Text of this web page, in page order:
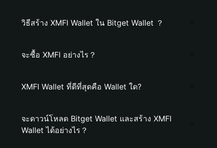
วิธีสร้าง XMFI Wallet ใน Bitget Wallet ？
จะซื้อ XMFI อย่างไร？
XMFI Wallet ที่ดีที่สุดคือ Wallet ใด?
จะดาวน์โหลด Bitget Wallet และสร้าง XMFI
Wallet ได้อย่างไร？